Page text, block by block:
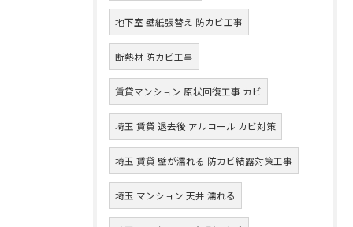
地下室 壁紙張替え 防カビ工事
断熱材 防カビ工事
賃貸マンション 原状回復工事 カビ
埼玉 賃貸 退去後 アルコール カビ対策
埼玉 賃貸 壁が濡れる 防カビ結露対策工事
埼玉 マンション 天井 濡れる